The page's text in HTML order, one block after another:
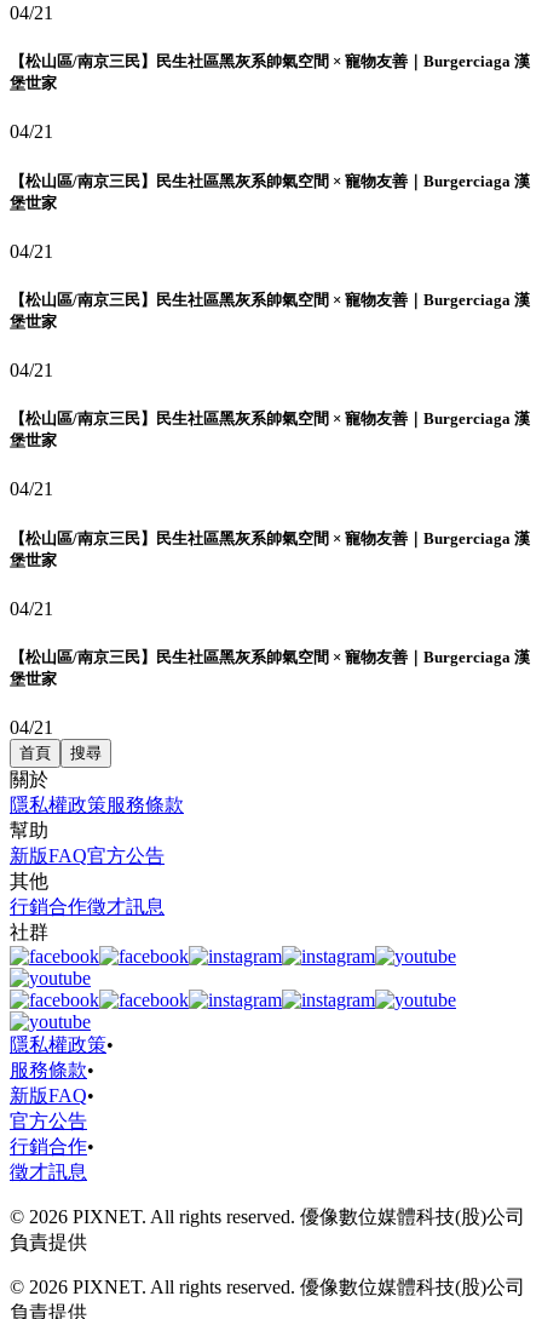
04/21
【松山區/南京三民】民生社區黑灰系帥氣空間 × 寵物友善｜Burgerciaga 漢
堡世家
04/21
【松山區/南京三民】民生社區黑灰系帥氣空間 × 寵物友善｜Burgerciaga 漢
堡世家
04/21
【松山區/南京三民】民生社區黑灰系帥氣空間 × 寵物友善｜Burgerciaga 漢
堡世家
04/21
【松山區/南京三民】民生社區黑灰系帥氣空間 × 寵物友善｜Burgerciaga 漢
堡世家
04/21
【松山區/南京三民】民生社區黑灰系帥氣空間 × 寵物友善｜Burgerciaga 漢
堡世家
04/21
【松山區/南京三民】民生社區黑灰系帥氣空間 × 寵物友善｜Burgerciaga 漢
堡世家
04/21
首頁 搜尋
關於
隱私權政策服務條款
幫助
新版FAQ官方公告
其他
行銷合作徵才訊息
社群
隱私權政策•
服務條款•
新版FAQ•
官方公告
行銷合作•
徵才訊息
© 2026 PIXNET. All rights reserved. 優像數位媒體科技(股)公司
負責提供
© 2026 PIXNET. All rights reserved. 優像數位媒體科技(股)公司
負責提供